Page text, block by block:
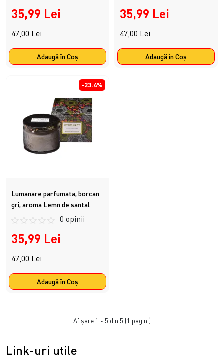
35,99 Lei
47,00 Lei
Adaugă în Coş
35,99 Lei
47,00 Lei
Adaugă în Coş
-23.4%
Lumanare parfumata, borcan
gri, aroma Lemn de santal
0 opinii
35,99 Lei
47,00 Lei
Adaugă în Coş
Afişare 1 - 5 din 5 (1 pagini)
Link-uri utile